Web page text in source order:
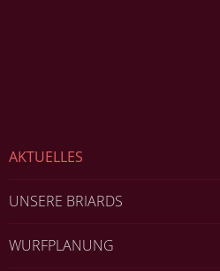
AKTUELLES
UNSERE BRIARDS
WURFPLANUNG